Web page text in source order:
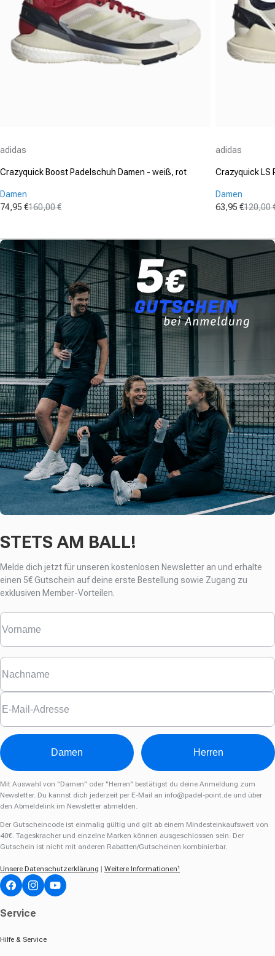
adidas
Crazyquick Boost Padelschuh Damen - weiß, rot
Damen
Verkaufspreis
74,95 €
Normaler Preis
160,00 €
adidas
Crazyquick LS
Damen
63,95 €
Normaler
120,00
STETS AM BALL!
Melde dich jetzt für unseren kostenlosen Newsletter an und erhalte
einen 5€ Gutschein auf deine erste Bestellung sowie Zugang zu
exklusiven Member-Vorteilen.
Damen Herren
Mit Auswahl von "Damen" oder "Herren" bestätigst du deine Anmeldung zum
Newsletter. Du kannst dich jederzeit per E-Mail an info@padel-point.de und über
den Abmeldelink im Newsletter abmelden.
Der Gutscheincode ist einmalig gültig und gilt ab einem Mindesteinkaufswert von
40€. Tageskracher und einzelne Marken können ausgeschlossen sein. Der
Gutschein ist nicht mit anderen Rabatten/Gutscheinen kombinierbar.
Unsere Datenschutzerklärung | Weitere Informationen¹
FacebookInstagramYouTube
Service
Hilfe & Service